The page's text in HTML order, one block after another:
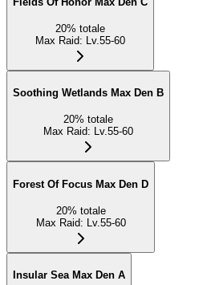
20% totale
Max Raid: Lv.55-60
Soothing Wetlands Max Den B
20% totale
Max Raid: Lv.55-60
Forest Of Focus Max Den D
20% totale
Max Raid: Lv.55-60
Insular Sea Max Den A